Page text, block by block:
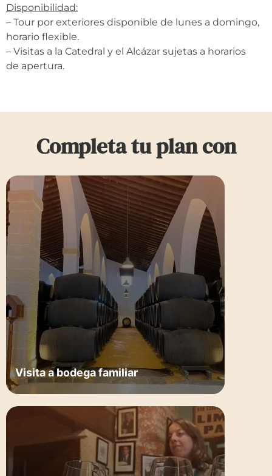
Disponibilidad:
– Tour por exteriores disponible de lunes a domingo,
horario flexible.
– Visitas a la Catedral y el Alcázar sujetas a horarios
de apertura.
Completa tu plan con
Visita a bodega familiar